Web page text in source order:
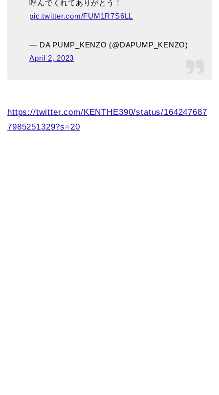
呼んでくれてありがとう！
pic.twitter.com/FUM1R7S6LL
— DA PUMP_KENZO (@DAPUMP_KENZO)
April 2, 2023
https://twitter.com/KENTHE390/status/164247687
7985251329?s=20